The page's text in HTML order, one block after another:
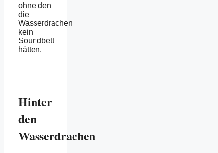
ohne den
die
Wasserdrachen
kein
Soundbett
hätten.
Hinter
den
Wasserdrachen